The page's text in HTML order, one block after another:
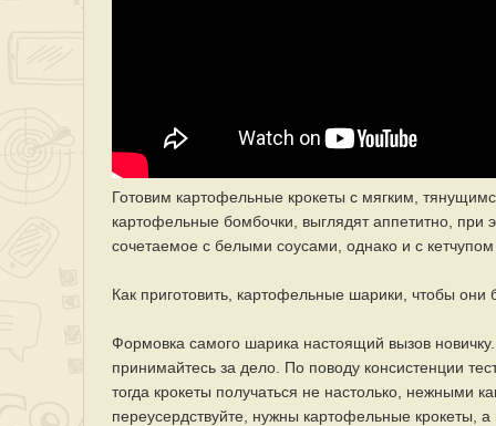
Готовим картофельные крокеты с мягким,
картофельные бомбочки, выглядят аппетитно,
сочетаемое с белыми соусами, однако и с
Как приготовить, картофельные шарики, чтобы
Формовка самого шарика настоящий вызов
принимайтесь за дело. По поводу консистенции
тогда крокеты получаться не настолько, нежными
переусердствуйте, нужны картофельные крокеты,